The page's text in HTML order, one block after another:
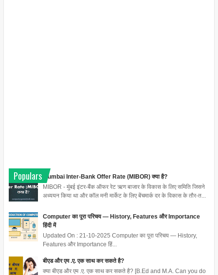
Populars
Mumbai Inter-Bank Offer Rate (MIBOR) क्या है?
MIBOR - मुंबई इंटर-बैंक ऑफर रेट ऋण बाजार के विकास के लिए समिति जिसने
अध्ययन किया था और कॉल मनी मार्केट के लिए बेंचमार्क दर के विकास के तौर-त...
Computer का पूरा परिचय — History, Features और Importance
हिंदी में
Updated On : 21-10-2025 Computer का पूरा परिचय — History,
Features और Importance हिं...
बीएड और एम .ए. एक साथ कर सकते है?
क्या बीएड और एम .ए. एक साथ कर सकते है? [B.Ed and M.A. Can you do